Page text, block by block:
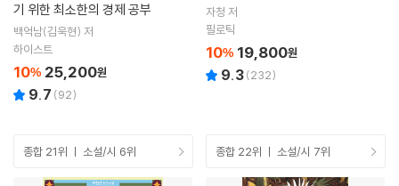
기 위한 최소한의 경제 공부
백억남(김욱현) 저
하이스트
10% 25,200원
9.7 (92)
자청 저
필로틱
10% 19,800원
9.3(232)
종합 21위 ㅣ 소설/시 6위 종합 22위 ㅣ 소설/시 7위